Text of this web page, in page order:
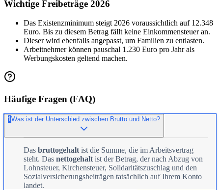
Wichtige Freibeträge 2026
Das Existenzminimum steigt 2026 voraussichtlich auf 12.348
Euro. Bis zu diesem Betrag fällt keine Einkommensteuer an.
Dieser wird ebenfalls angepasst, um Familien zu entlasten.
Arbeitnehmer können pauschal 1.230 Euro pro Jahr als
Werbungskosten geltend machen.
Häufige Fragen (FAQ)
1Was ist der Unterschied zwischen Brutto und Netto?
Das bruttogehalt ist die Summe, die im Arbeitsvertrag
steht. Das nettogehalt ist der Betrag, der nach Abzug von
Lohnsteuer, Kirchensteuer, Solidaritätszuschlag und den
Sozialversicherungsbeiträgen tatsächlich auf Ihrem Konto
landet.